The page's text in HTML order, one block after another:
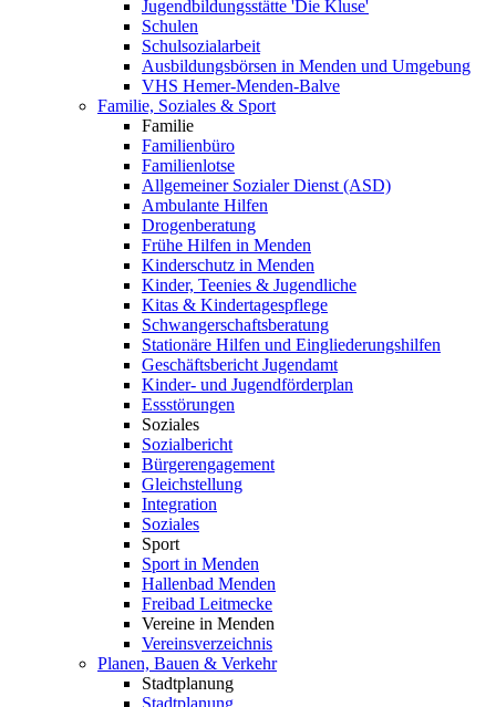
Jugendbildungsstätte 'Die Kluse'
Schulen
Schulsozialarbeit
Ausbildungsbörsen in Menden und Umgebung
VHS Hemer-Menden-Balve
Familie, Soziales & Sport
Familie
Familienbüro
Familienlotse
Allgemeiner Sozialer Dienst (ASD)
Ambulante Hilfen
Drogenberatung
Frühe Hilfen in Menden
Kinderschutz in Menden
Kinder, Teenies & Jugendliche
Kitas & Kindertagespflege
Schwangerschaftsberatung
Stationäre Hilfen und Eingliederungshilfen
Geschäftsbericht Jugendamt
Kinder- und Jugendförderplan
Essstörungen
Soziales
Sozialbericht
Bürgerengagement
Gleichstellung
Integration
Soziales
Sport
Sport in Menden
Hallenbad Menden
Freibad Leitmecke
Vereine in Menden
Vereinsverzeichnis
Planen, Bauen & Verkehr
Stadtplanung
Stadtplanung